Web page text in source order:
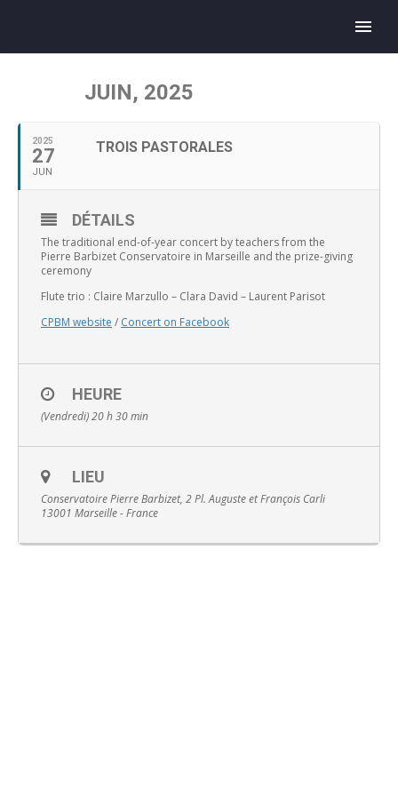
English
JUIN, 2025
2025
27
JUN
TROIS PASTORALES
DÉTAILS
The traditional end-of-year concert by teachers from the
Pierre Barbizet Conservatoire in Marseille and the prize-giving
ceremony
Flute trio : Claire Marzullo – Clara David – Laurent Parisot
CPBM website / Concert on Facebook
HEURE
(Vendredi) 20 h 30 min
LIEU
Conservatoire Pierre Barbizet, 2 Pl. Auguste et François Carli
13001 Marseille - France